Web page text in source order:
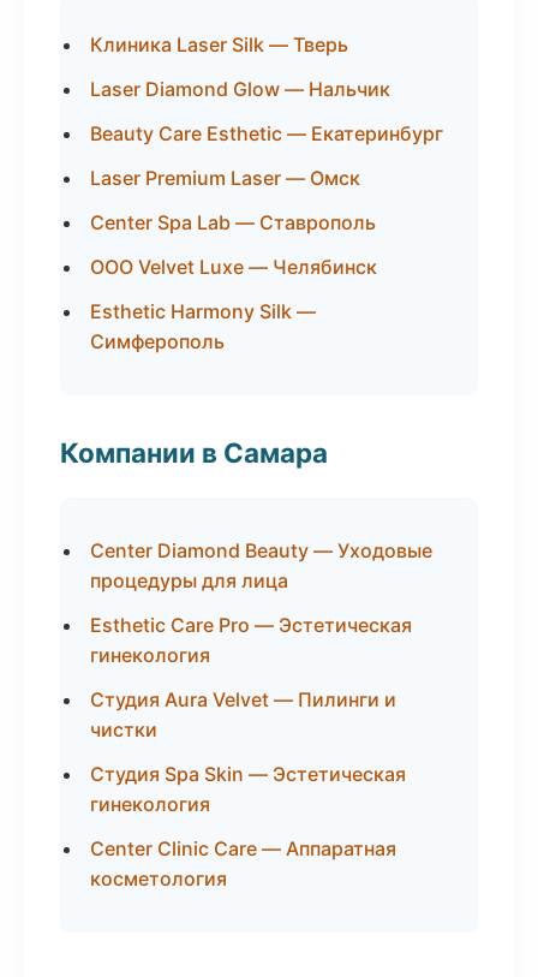
Клиника Laser Silk — Тверь
Laser Diamond Glow — Нальчик
Beauty Care Esthetic — Екатеринбург
Laser Premium Laser — Омск
Center Spa Lab — Ставрополь
ООО Velvet Luxe — Челябинск
Esthetic Harmony Silk —
Симферополь
Компании в Самара
Center Diamond Beauty — Уходовые
процедуры для лица
Esthetic Care Pro — Эстетическая
гинекология
Студия Aura Velvet — Пилинги и
чистки
Студия Spa Skin — Эстетическая
гинекология
Center Clinic Care — Аппаратная
косметология